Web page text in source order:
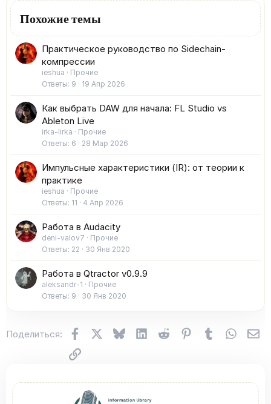
Похожие темы
Практическое руководство по Sidechain-
компрессии
ieshua
Прочие
Ответы 9 19 Апр 2026
Как выбрать DAW для начала: FL Studio vs
Ableton Live
irka-lirka
Прочие
Ответы 6 28 Мар 2026
Импульсные характеристики (IR): от теории к
практике
ieshua
Прочие
Ответы 11 4 Апр 2026
Работа в Audacity
deni-valov7
Прочие
Ответы 22 30 Янв 2020
Работа в Qtractor v0.9.9
aleksandr-1
Прочие
Ответы 9 30 Янв 2020
Поделиться: FacebookX (Twitter)
BlueskyLinkedInReddit Pinterest
Tumblr
Ссылка